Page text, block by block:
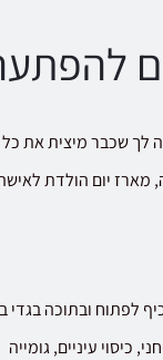
לך שכבר מיצית את כל
מארז יום הולדת
לפתוח ובתוכה בגדי
כיסוי עיניים, גומייה